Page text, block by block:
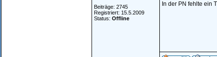
Beiträge: 2745
Registriert: 15.5.2009
Status: Offline
In der PN fehlte ein